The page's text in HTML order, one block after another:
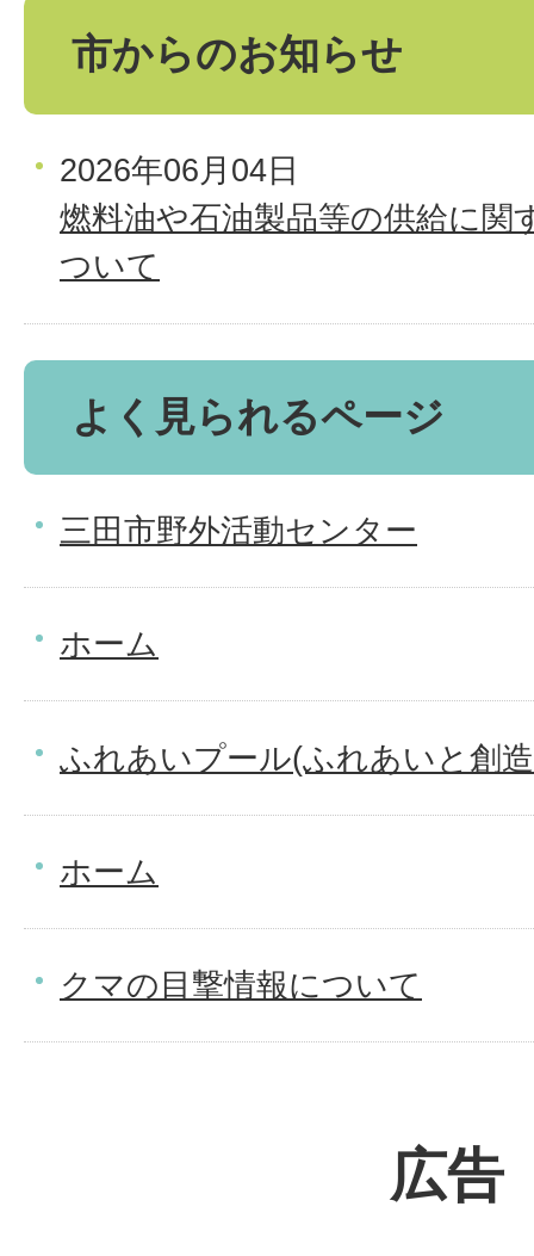
市からのお知らせ
2026年06月04日
燃料油や石油製品等の供給に関
ついて
よく見られるページ
三田市野外活動センター
ホーム
ふれあいプール(ふれあいと創
ホーム
クマの目撃情報について
広告